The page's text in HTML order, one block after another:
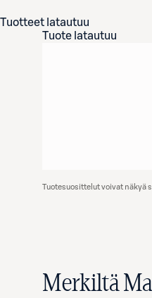
Tuotteet latautuu
Tuote latautuu
Tuotesuosittelut voivat näkyä
Merkiltä